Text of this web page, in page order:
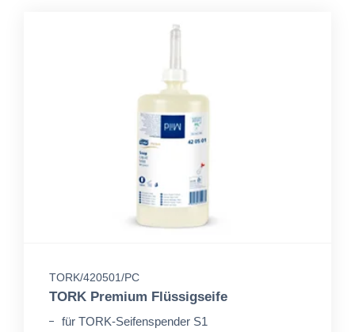
TORK/420501/PC
TORK Premium Flüssigseife
für TORK-Seifenspender S1